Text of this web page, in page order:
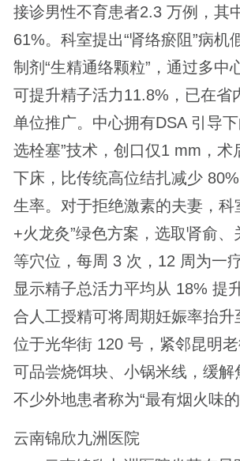
接诊男性不育患者2.3 万例，其
61%。科室提出“肾络瘀阻”病机
制剂“生精通络颗粒”，通过多中
可提升精子活力11.8%，已在省
单位推广。中心拥有DSA 引导
选栓塞”技术，创口仅1 mm，术
下床，比传统高位结扎减少
生率。对于拒绝激素的夫妻，科
+火龙灸”绿色方案，选取肾俞、
等穴位，每周 3 次，12 周为一
显示精子总活力平均从 18% 提
合人工授精可将周期妊娠率抬升
位于光华街 120 号，紧邻昆明
可品尝烧饵块、小锅米线，缓解
不少外地患者称为“最有烟火味的
云南锦欣九洲医院